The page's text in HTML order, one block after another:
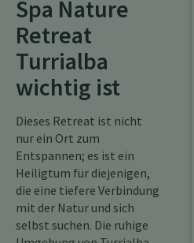
Spa Nature
Retreat
Turrialba
wichtig ist
Dieses Retreat ist nicht
nur ein Ort zum
Entspannen; es ist ein
Heiligtum für diejenigen,
die eine tiefere Verbindung
mit der Natur und sich
selbst suchen. Die ruhige